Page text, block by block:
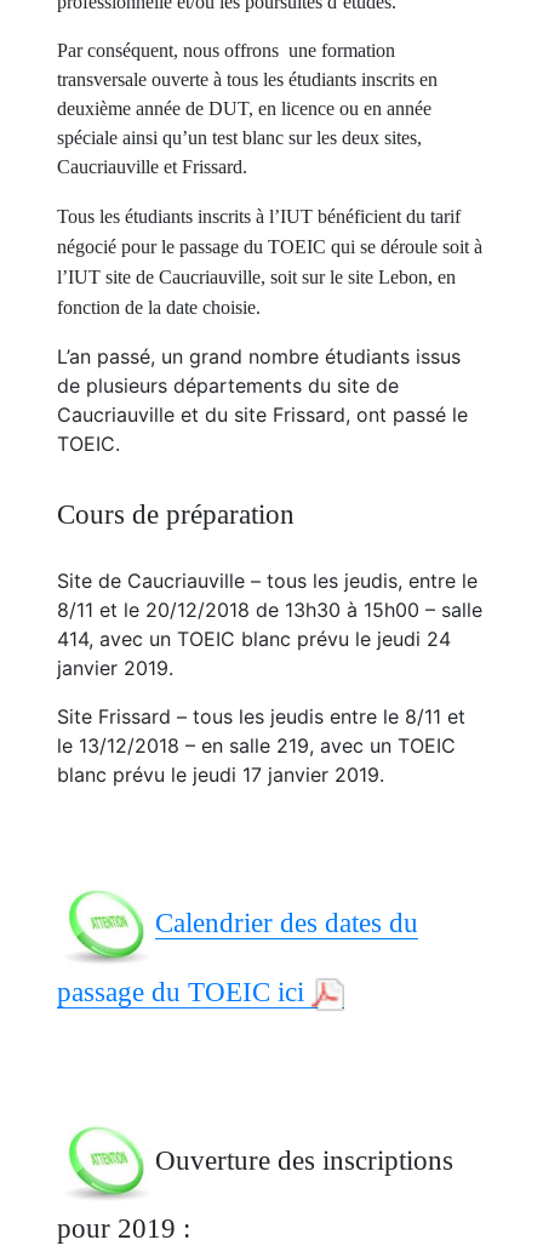
Par conséquent, nous offrons une formation
transversale ouverte à tous les étudiants inscrits en
deuxième année de DUT, en licence ou en année
spéciale ainsi qu’un test blanc sur les deux sites,
Caucriauville et Frissard.
Tous les étudiants inscrits à l’IUT bénéficient du tarif
négocié pour le passage du TOEIC qui se déroule soit à
l’IUT site de Caucriauville, soit sur le site Lebon, en
fonction de la date choisie.
L’an passé, un grand nombre étudiants issus
de plusieurs départements du site de
Caucriauville et du site Frissard, ont passé le
TOEIC.
Cours de préparation
Site de Caucriauville – tous les jeudis, entre le
8/11 et le 20/12/2018 de 13h30 à 15h00 – salle
414, avec un TOEIC blanc prévu le jeudi 24
janvier 2019.
Site Frissard – tous les jeudis entre le 8/11 et
le 13/12/2018 – en salle 219, avec un TOEIC
blanc prévu le jeudi 17 janvier 2019.
Calendrier des dates du
passage du TOEIC ici
Ouverture des inscriptions
pour 2019 :